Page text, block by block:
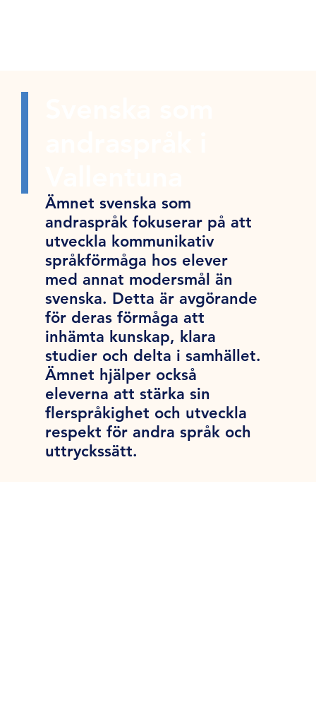
Ämnet svenska som
andraspråk fokuserar på att
utveckla kommunikativ
språkförmåga hos elever
med annat modersmål än
svenska. Detta är avgörande
för deras förmåga att
inhämta kunskap, klara
studier och delta i samhället.
Ämnet hjälper också
eleverna att stärka sin
flerspråkighet och utveckla
respekt för andra språk och
uttryckssätt.